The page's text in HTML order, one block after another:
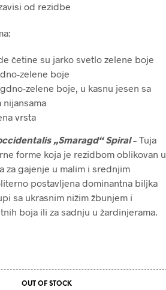
od rezidbe
četine su jarko svetlo zelene boje
zelene boje
zelene boje, u kasnu jesen sa
nijansama
vrsta
„Smaragd“ Spiral– Tuja
forme koja je rezidbom oblikovan u
za gajenje u malim i srednjim
postavljena dominantna biljka
sa ukrasnim nižim žbunjem i
boja ili za sadnju u žardinjerama.
OUT OF STOCK